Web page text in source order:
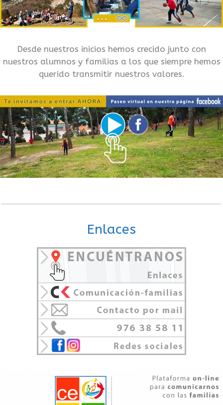
Desde nuestros inicios hemos crecido junto con
nuestros alumnos y familias a los que siempre hemos
querido transmitir nuestros valores.
Enlaces